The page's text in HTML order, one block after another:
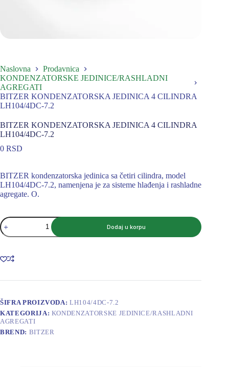
Naslovna
Prodavnica
KONDENZATORSKE JEDINICE/RASHLADNI
AGREGATI
BITZER KONDENZATORSKA JEDINICA 4 CILINDRA
LH104/4DC-7.2
BITZER KONDENZATORSKA JEDINICA 4 CILINDRA
LH104/4DC-7.2
0 RSD
BITZER kondenzatorska jedinica sa četiri cilindra, model
LH104/4DC-7.2, namenjena je za sisteme hlađenja i rashladne
agregate. O.
BITZER
KONDENZATORSKA
JEDINICA
CILINDRA
LH104/4DC-
količina
Dodaj u korpu
ŠIFRA PROIZVODA:LH104/4DC-7.2
KATEGORIJA: KONDENZATORSKE JEDINICE/RASHLADNI
AGREGATI
BREND: BITZER